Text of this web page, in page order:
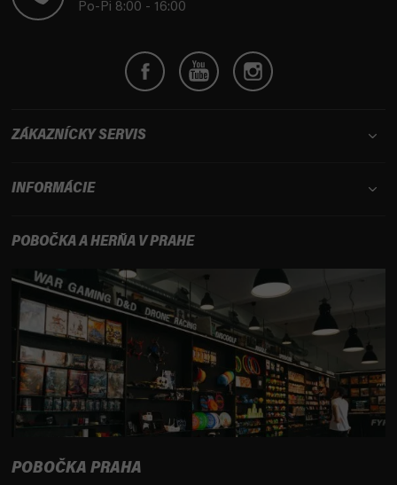
Po-Pi 8:00 - 16:00
ZÁKAZNÍCKY SERVIS
INFORMÁCIE
POBOČKA A HERŇA V PRAHE
POBOČKA PRAHA